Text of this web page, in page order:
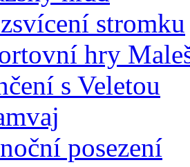
stromku
hry
s Veletou
posezení